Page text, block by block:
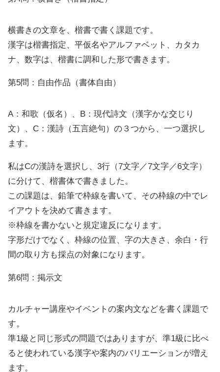
横書きの文章を、楷書で書く課題です。
漢字は楷書指定、平仮名やアルファベット、カタカ
ナ、数字は、楷書に調和した形で書きます。
第5問：自由作品（書体自由）
A：和歌（仮名）、B：現代詩文（漢字かな交じり
文）、C：漢詩（五言絶句）の３つから、一つ選択し
ます。
私はCの漢詩を選択し、3行（7文字／7文字／6文字）
に分けて、楷書体で書きました。
この課題は、鉛筆で枠線を書いて、その枠線の中でレ
イアウトを決めて書きます。
※枠線を書かないと規定違反になります。
字形だけでなく、枠線の位置、字の大きさ、余白・行
間の取り方も採点の対象になります。
第6問：掲示文
カルチャー講座やイベントの案内文などを書く課題で
す。
準1級と同じ形式の問題ではありますが、準1級に比べ
ると使われている漢字や案内のバリエーションが増え
ます。